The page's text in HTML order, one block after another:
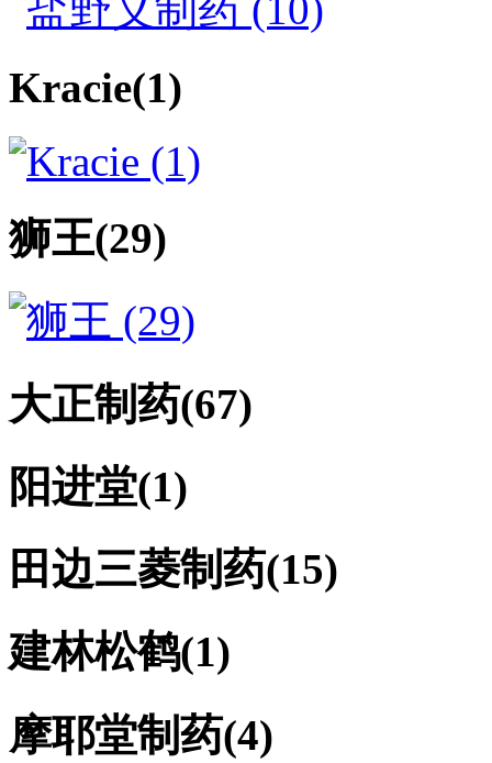
Kracie(1)
狮王(29)
大正制药(67)
阳进堂(1)
田边三菱制药(15)
建林松鹤(1)
摩耶堂制药(4)